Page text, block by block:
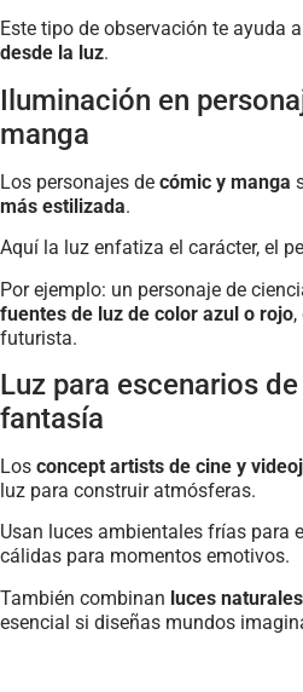
Este tipo de observación te ayuda a
desde la luz.
Iluminación en
manga
Los personajes de cómic y manga
más estilizada.
Aquí la luz enfatiza el carácter, el
Por ejemplo: un personaje de
fuentes de luz de color azul o rojo
futurista.
Luz para escenarios
fantasía
Los concept artists de cine y
luz para construir atmósferas.
Usan luces ambientales frías para
cálidas para momentos emotivos.
También combinan luces
esencial si diseñas mundos